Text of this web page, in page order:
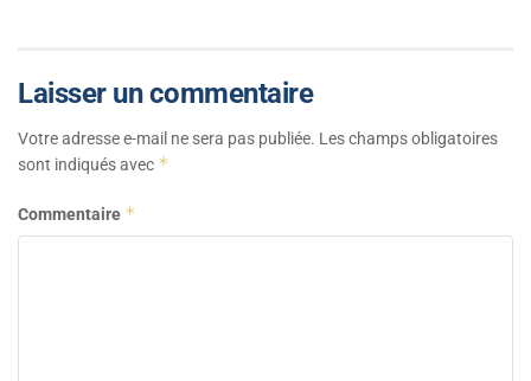
Laisser un commentaire
Votre adresse e-mail ne sera pas publiée. Les champs obligatoires
sont indiqués avec *
Commentaire *